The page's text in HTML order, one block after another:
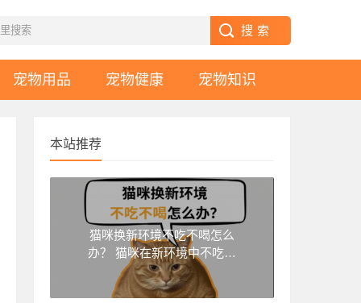
宠物用品 宠物健康 宠物知识
本站推荐
猫咪换新环境不吃不喝怎么
办？ 猫咪在新环境中不吃不
喝该怎么